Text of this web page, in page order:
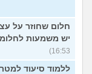
חלום שחוזר על
יש משמעות
16:53)
ללמוד סיעוד